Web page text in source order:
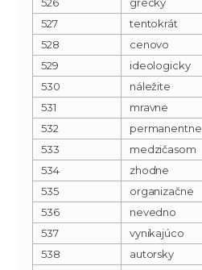
527
tentokrát
528
cenovo
529
ideologicky
530
náležite
531
mravne
532
permanentne
533
medzičasom
534
zhodne
535
organizačne
536
nevedno
537
vynikajúco
538
autorsky